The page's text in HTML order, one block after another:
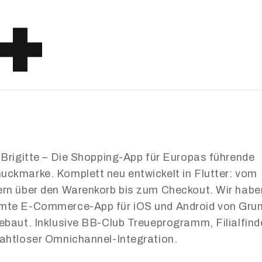
– Die Shopping-App für Europas führende
Komplett neu entwickelt in Flutter: vom
über den Warenkorb bis zum Checkout. Wir
E-Commerce-App für iOS und Android von
Inklusive BB-Club Treueprogramm,
Omnichannel-Integration.